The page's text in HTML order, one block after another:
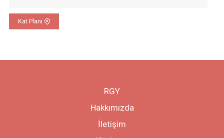
Kat Planı
RGY
Hakkımızda
İletişim